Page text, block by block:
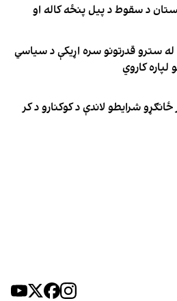
افغانستان د سقوط د پیل پنځه کاله او
سترو قدرتونو سره اړیکې د سیاسي
لپاره کاروي
ځانګړو شرایطو لاندې د کوکنارو د کر